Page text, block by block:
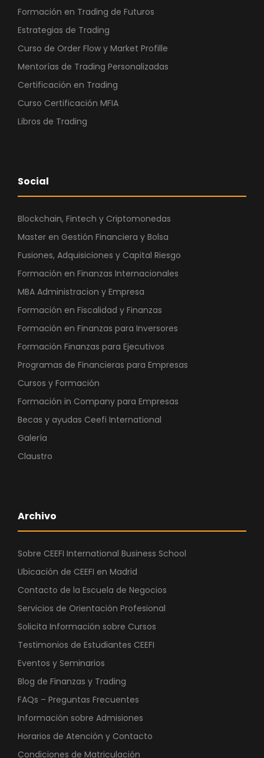
Formación en Trading de Futuros
Estrategias de Trading
Curso de Order Flow y Market Profille
Mentorías de Trading Personalizadas
Certificación en Trading
Curso Certificación MFIA
Libros de Trading
Social
Blockchain, Fintech y Criptomonedas
Master en Gestión Financiera y Bolsa
Fusiones, Adquisiciones y Capital Riesgo
Formación en Finanzas Internacionales
MBA Administracion y Empresa
Formación en Fiscalidad y Finanzas
Formación en Finanzas para Inversores
Formación Finanzas para Ejecutivos
Programas de Financieras para Empresas
Cursos y Formación
Formación in Company para Empresas
Becas y ayudas Ceefi International
Galería
Claustro
Archivo
Sobre CEEFI International Business School
Ubicación de CEEFI en Madrid
Contacto de la Escuela de Negocios
Servicios de Orientación Profesional
Solicita Información sobre Cursos
Testimonios de Estudiantes CEEFI
Eventos y Seminarios
Blog de Finanzas y Trading
FAQs – Preguntas Frecuentes
Información sobre Admisiones
Horarios de Atención y Contacto
Condiciones de Matriculación